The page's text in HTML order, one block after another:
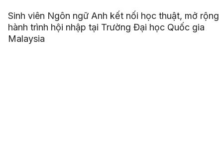
Sinh viên Ngôn ngữ Anh kết nối học thuật, mở rộng
hành trình hội nhập tại Trường Đại học Quốc gia
Malaysia